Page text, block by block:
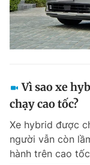
0906 645 777
Đặt báo Quảng
Phó tổng biên tập:
Phó tổng biên tập:
Tổng thư ký tòa
Giấy phép xuất bản
© 2003-2026 Bản
dưới mọi hình thức
Phát triển bởi ePi
Vì sao xe
chạy cao tốc?
Xe hybrid được
người vẫn còn
hành trên cao